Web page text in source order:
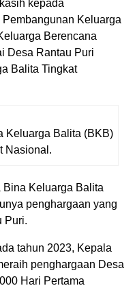
kepada
Keluarga
Berencana
Desa Rantau Puri
Balita Tingkat
Keluarga Balita (BKB)
Nasional.
Keluarga Balita
penghargaan yang
Puri.
tahun 2023, Kepala
penghargaan Desa
Hari Pertama